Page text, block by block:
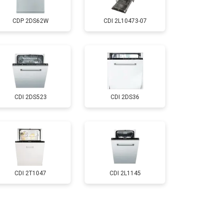
850 ₽ Заказать
2200 ₽ Заказать
2000 ₽ Заказать
1600 ₽ Заказать
1200 ₽
CDP 2DS62W CDI 2L10473-07
CDI 2DS523 CDI 2DS36
CDI 2T1047 CDI 2L1145